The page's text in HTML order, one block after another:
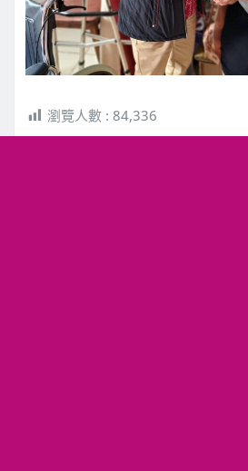
瀏覽人數 : 84,336